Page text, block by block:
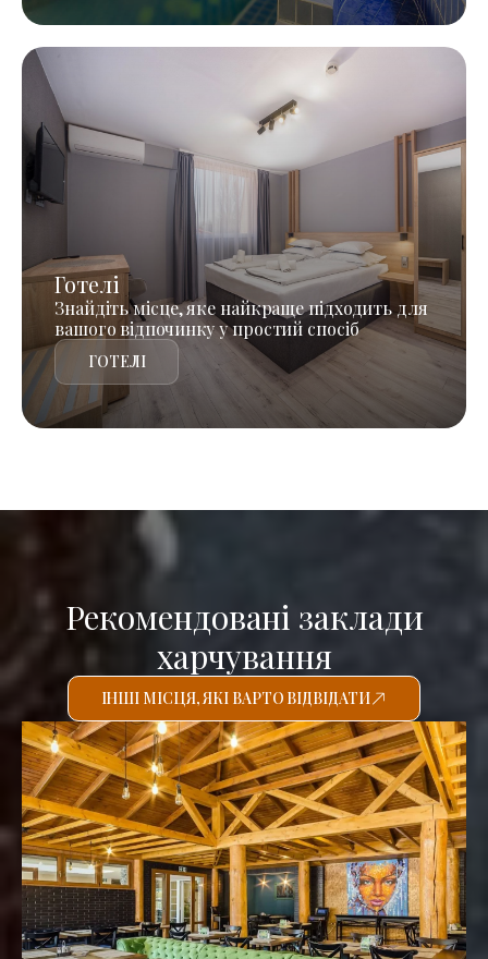
Готелі
Знайдіть місце, яке найкраще підходить для
вашого відпочинку у простий спосіб
ГОТЕЛІ
Рекомендовані заклади
харчування
ІНШІ МІСЦЯ, ЯКІ ВАРТО ВІДВІДАТИ